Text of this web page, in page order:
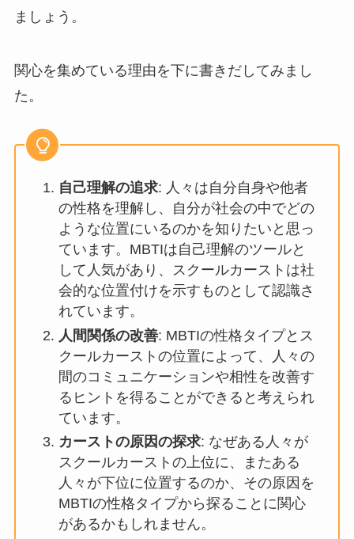
ましょう。
関心を集めている理由を下に書きだしてみまし
た。
自己理解の追求: 人々は自分自身や他者
の性格を理解し、自分が社会の中でどの
ような位置にいるのかを知りたいと思っ
ています。MBTIは自己理解のツールと
して人気があり、スクールカーストは社
会的な位置付けを示すものとして認識さ
れています。
人間関係の改善: MBTIの性格タイプとス
クールカーストの位置によって、人々の
間のコミュニケーションや相性を改善す
るヒントを得ることができると考えられ
ています。
カーストの原因の探求: なぜある人々が
スクールカーストの上位に、またある
人々が下位に位置するのか、その原因を
MBTIの性格タイプから探ることに関心
があるかもしれません。